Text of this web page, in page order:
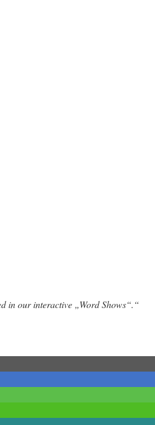
in our interactive „Word Shows“.“